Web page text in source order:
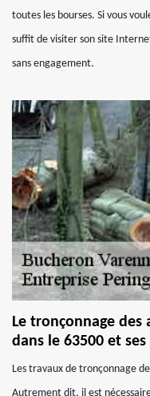
toutes les bourses. Si vous
suffit de visiter son site
sans engagement.
Le tronçonnage des
dans le 63500 et
Les travaux de tronçonnage
Autrement dit, il est